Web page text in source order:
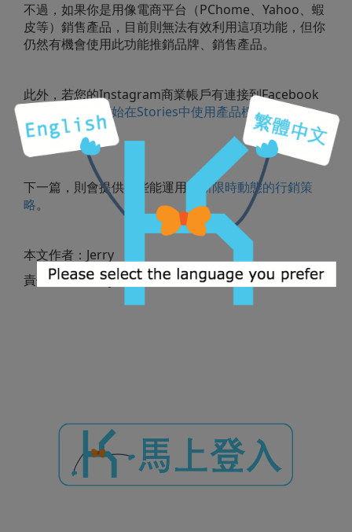
不過，如果你是用像電商平台（PChome、Yahoo、蝦
皮等） 銷售產品，目前則無法有效利用這項功能，但你
仍然有機會使用此功能推銷品牌、銷售產品。
此外，若您的Instagram商業帳戶有連接到Facebook
商店，也可以 開始在Stories中使用產品標記。
下一篇，則會提供一些能運用在
新限時動態的行銷策
略。
本文作者：Jerry
責任編輯：Zoey